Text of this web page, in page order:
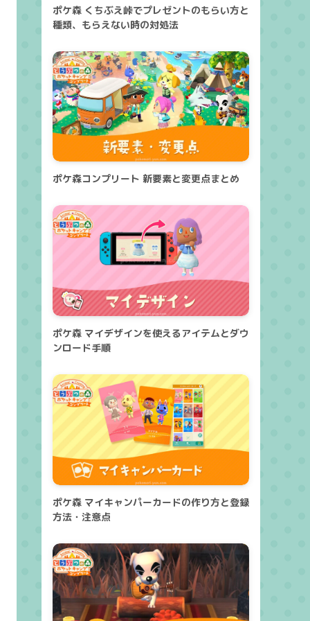
ポケ森 くちぶえ峠でプレゼントのもらい方と
種類、もらえない時の対処法
ポケ森コンプリート 新要素と変更点まとめ
ポケ森 マイデザインを使えるアイテムとダウ
ンロード手順
ポケ森 マイキャンパーカードの作り方と登録
方法・注意点